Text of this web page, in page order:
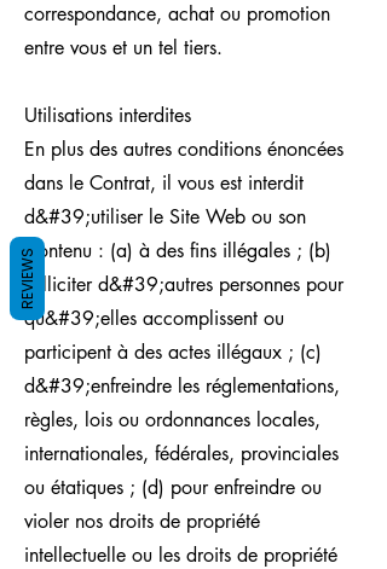
correspondance, achat ou promotion
entre vous et un tel tiers.
Utilisations interdites
En plus des autres conditions énoncées
dans le Contrat, il vous est interdit
d&#39;utiliser le Site Web ou son
Contenu : (a) à des fins illégales ; (b)
solliciter d&#39;autres personnes pour
qu&#39;elles accomplissent ou
participent à des actes illégaux ; (c)
d&#39;enfreindre les réglementations,
règles, lois ou ordonnances locales,
internationales, fédérales, provinciales
ou étatiques ; (d) pour enfreindre ou
violer nos droits de propriété
intellectuelle ou les droits de propriété
REVIEWS